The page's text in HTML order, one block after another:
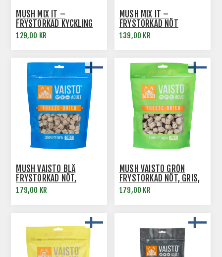
MUSH MIX IT –
FRYSTORKAD KYCKLING
129,00 KR
MUSH MIX IT –
FRYSTORKAD NÖT
139,00 KR
MUSH VAISTO BLÅ
FRYSTORKAD NÖT,
KALKON, LAX
179,00 KR
MUSH VAISTO GRÖN
FRYSTORKAD NÖT, GRIS,
KYCKLING
179,00 KR